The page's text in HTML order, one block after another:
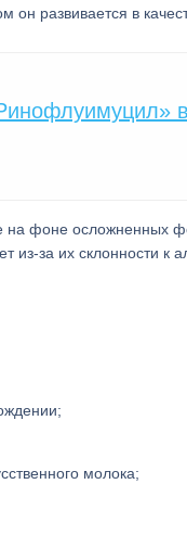
развивается в
на фоне осложненных
из-за их склонности к
молока;